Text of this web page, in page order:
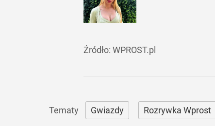
Źródło: WPROST.pl
Gwiazdy Rozrywka Wprost